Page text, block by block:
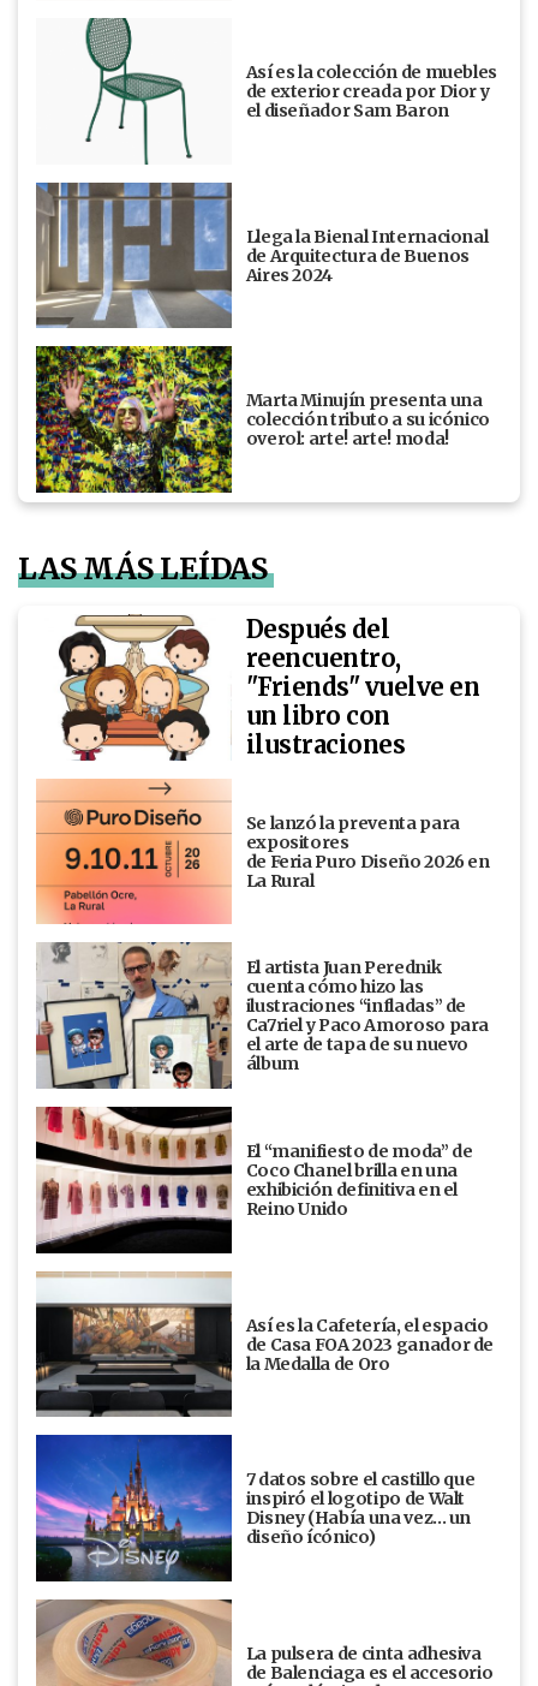
Así es la colección de muebles
de exterior creada por Dior y
el diseñador Sam Baron
Llega la Bienal Internacional
de Arquitectura de Buenos
Aires 2024
Marta Minujín presenta una
colección tributo a su icónico
overol: arte! arte! moda!
LAS MÁS LEÍDAS
Después del
reencuentro,
"Friends" vuelve en
un libro con
ilustraciones
Se lanzó la preventa para
expositores
de Feria Puro Diseño 2026 en
La Rural
El artista Juan Perednik
cuenta cómo hizo las
ilustraciones “infladas” de
Ca7riel y Paco Amoroso para
el arte de tapa de su nuevo
álbum
El “manifiesto de moda” de
Coco Chanel brilla en una
exhibición definitiva en el
Reino Unido
Así es la Cafetería, el espacio
de Casa FOA 2023 ganador de
la Medalla de Oro
7 datos sobre el castillo que
inspiró el logotipo de Walt
Disney (Había una vez... un
diseño ícónico)
La pulsera de cinta adhesiva
de Balenciaga es el accesorio